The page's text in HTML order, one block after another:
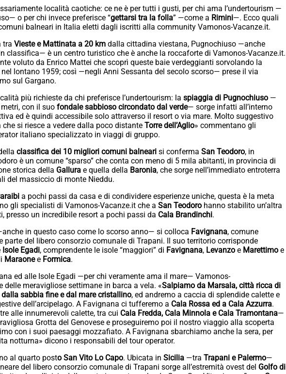
località caotiche: ce ne è per tutti i gusti, per chi ama l’undertourism —
o per chi invece preferisce “gettarsi tra la folla” —come a Rimini—. Ecco quali
balneari in Italia eletti dagli iscritti alla community Vamonos-Vacanze.it.
tra Vieste e Mattinata a 20 km dalla cittadina viestana, Pugnochiuso —anche
classifica— è un centro turistico che è anche la roccaforte di Vamonos-Vacanze.it.
voluto da Enrico Mattei che scoprì queste baie verdeggianti sorvolando la
lontano 1959; così —negli Anni Sessanta del secolo scorso— prese il via
sul Gargano.
più richieste da chi preferisce l’undertourism: la spiaggia di Pugnochiuso —
con il suo fondale sabbioso circondato dal verde— sorge infatti all’interno
ed è quindi accessibile solo attraverso il resort o via mare. Molto suggestivo
si riesce a vedere dalla poco distante Torre dell’Aglio» commentano gli
italiano specializzato in viaggi di gruppo.
classifica dei 10 migliori comuni balneari si conferma San Teodoro, in
è un comune “sparso” che conta con meno di 5 mila abitanti, in provincia di
storica della Gallura e quella della Baronia, che sorge nell’immediato entroterra
del massiccio di monte Nieddu.
a pochi passi da casa e di condividere esperienze uniche, questa è la meta
gli specialisti di Vamonos-Vacanze.it che a San Teodoro hanno stabilito un’altra
presso un incredibile resort a pochi passi da Cala Brandinchi.
in questo caso come lo scorso anno— si colloca Favignana, comune
parte del libero consorzio comunale di Trapani. Il suo territorio corrisponde
Isole Egadi, comprendente le isole “maggiori” di Favignana, Levanzo e Marettimo e
Maraonee Formica.
ed alle Isole Egadi —per chi veramente ama il mare— Vamonos-
delle meravigliose settimane in barca a vela. «Salpiamo da Marsala, città ricca di
sabbia fine e dal mare cristallino, ed andremo a caccia di splendide calette e
dell’arcipelago. A Favignana ci tufferemo a Cala Rossa ed a Cala Azzurra.
alle innumerevoli calette, tra cui Cala Fredda, Cala Minnola e Cala Tramontana—
Grotta del Genovese e proseguiremo poi il nostro viaggio alla scoperta
con i suoi paesaggi mozzafiato. A Favignana sbarchiamo anche la sera, per
notturna» dicono i responsabili del tour operator.
al quarto posto San Vito Lo Capo. Ubicata in Sicilia —tra Trapani e Palermo—
del libero consorzio comunale di Trapani sorge all’estremità ovest del Golfo di